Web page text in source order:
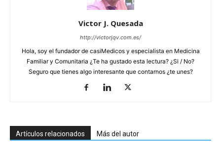
Victor J. Quesada
http://victorjqv.com.es/
Hola, soy el fundador de casiMedicos y especialista en Medicina
Familiar y Comunitaria ¿Te ha gustado esta lectura? ¿Si / No?
Seguro que tienes algo interesante que contarnos ¿te unes?
Artículos relacionados Más del autor